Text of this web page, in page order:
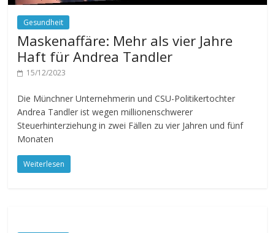
Gesundheit
Maskenaffäre: Mehr als vier Jahre
Haft für Andrea Tandler
15/12/2023
Die Münchner Unternehmerin und CSU-Politikertochter
Andrea Tandler ist wegen millionenschwerer
Steuerhinterziehung in zwei Fällen zu vier Jahren und fünf
Monaten
Weiterlesen